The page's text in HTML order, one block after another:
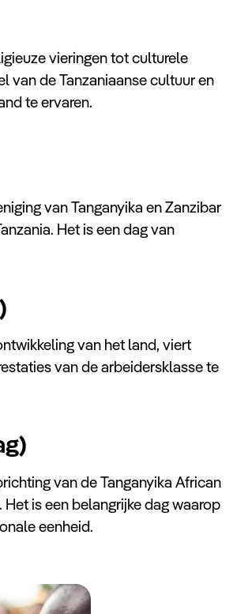
vieringen tot culturele
van de Tanzaniaanse cultuur en
te ervaren.
van Tanganyika en Zanzibar
Het is een dag van
van het land, viert
van de arbeidersklasse te
van de Tanganyika African
is een belangrijke dag waarop
eenheid.